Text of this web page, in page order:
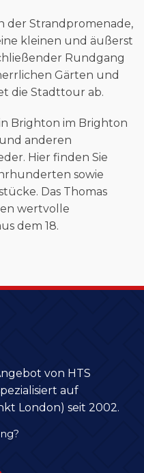
der Strandpromenade,
kleinen und äußerst
Rundgang
Gärten und
die Stadttour ab.
Brighton im Brighton
anderen
Hier finden Sie
sowie
Das Thomas
wertvolle
dem 18.
von HTS
auf
London) seit 2002.